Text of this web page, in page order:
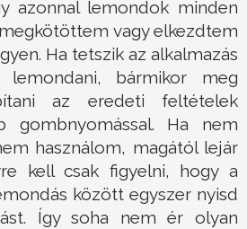
azonnal lemondok minden
vagy elkezdtem
Ha tetszik az alkalmazás
bármikor meg
az eredeti feltételek
gombnyomással. Ha nem
használom, magától lejár
kell csak figyelni, hogy a
között egyszer nyisd
Így soha nem ér olyan